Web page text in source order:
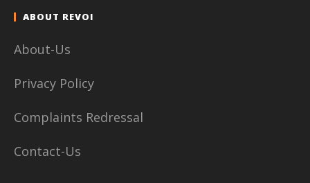
ABOUT REVOI
About-Us
Privacy Policy
Complaints Redressal
Contact-Us